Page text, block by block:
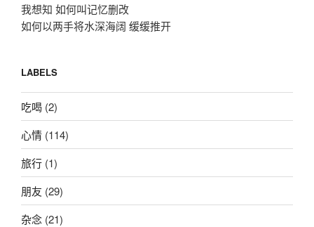
我想知 如何叫记忆删改
如何以两手将水深海阔 缓缓推开
LABELS
吃喝 (2)
心情 (114)
旅行 (1)
朋友 (29)
杂念 (21)